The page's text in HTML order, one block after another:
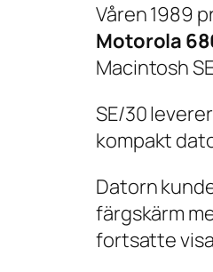
Våren 1989
Motorola
Macintosh
SE/30
kompakt
Datorn
färgskärm
fortsatte